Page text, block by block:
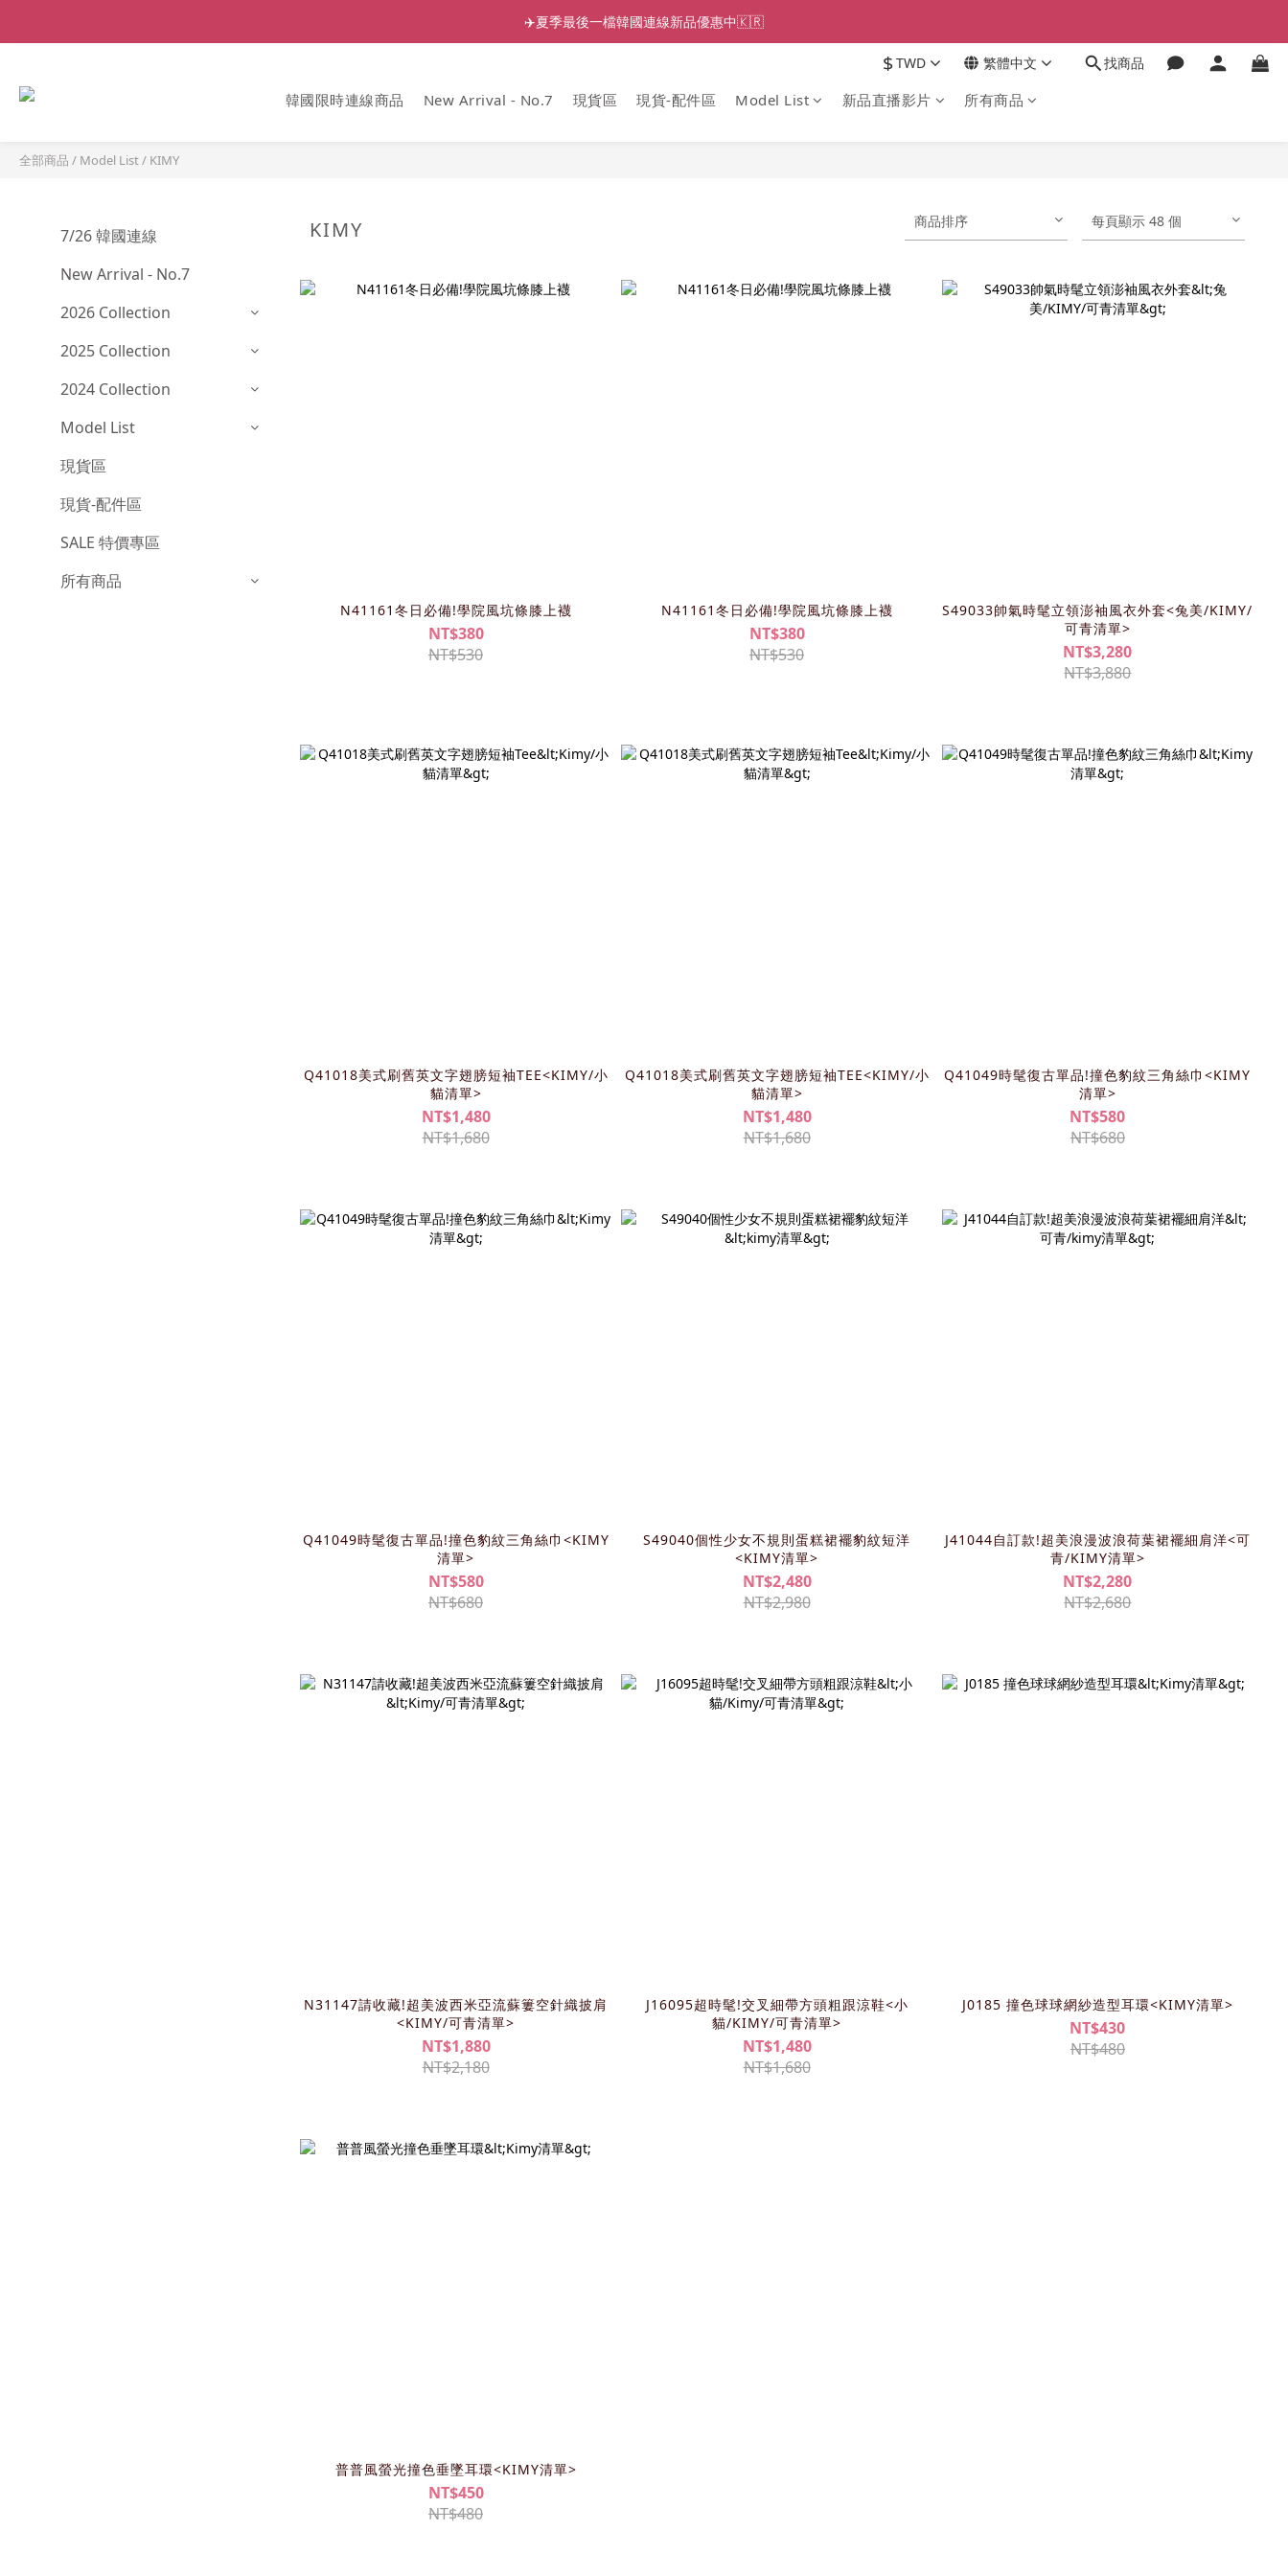
✈️夏季最後一檔韓國連線新品優惠中🇰🇷
$TWD 繁體中文 找商品
韓國限時連線商品 New Arrival - No.7 現貨區 現貨-配件區 Model List 新品直播影片 所有商品
全部商品 / Model List/ KIMY
7/26 韓國連線
New Arrival - No.7
2026 Collection
2025 Collection
2024 Collection
Model List
現貨區
現貨-配件區
SALE 特價專區
所有商品
KIMY 商品排序 每頁顯示 48 個
N41161冬日必備!學院風坑條膝上襪
NT$380
NT$530
N41161冬日必備!學院風坑條膝上襪
NT$380
NT$530
S49033帥氣時髦立領澎袖風衣外套<兔美/KIMY/
可青清單>
NT$3,280
NT$3,880
Q41018美式刷舊英文字翅膀短袖TEE<KIMY/小
貓清單>
NT$1,480
NT$1,680
Q41018美式刷舊英文字翅膀短袖TEE<KIMY/小
貓清單>
NT$1,480
NT$1,680
Q41049時髦復古單品!撞色豹紋三角絲巾<KIMY
清單>
NT$580
NT$680
Q41049時髦復古單品!撞色豹紋三角絲巾<KIMY
清單>
NT$580
NT$680
S49040個性少女不規則蛋糕裙襬豹紋短洋
<KIMY清單>
NT$2,480
NT$2,980
J41044自訂款!超美浪漫波浪荷葉裙襬細肩洋<可
青/KIMY清單>
NT$2,280
NT$2,680
N31147請收藏!超美波西米亞流蘇簍空針織披肩
<KIMY/可青清單>
NT$1,880
NT$2,180
J16095超時髦!交叉細帶方頭粗跟涼鞋<小
貓/KIMY/可青清單>
NT$1,480
NT$1,680
J0185 撞色球球網紗造型耳環<KIMY清單>
NT$430
NT$480
普普風螢光撞色垂墜耳環<KIMY清單>
NT$450
NT$480